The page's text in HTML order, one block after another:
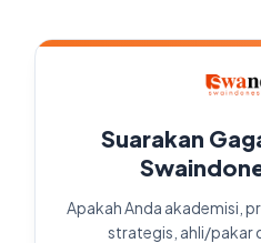
Suarakan
Apakah Anda akademisi,
strategis, ahli/pakar